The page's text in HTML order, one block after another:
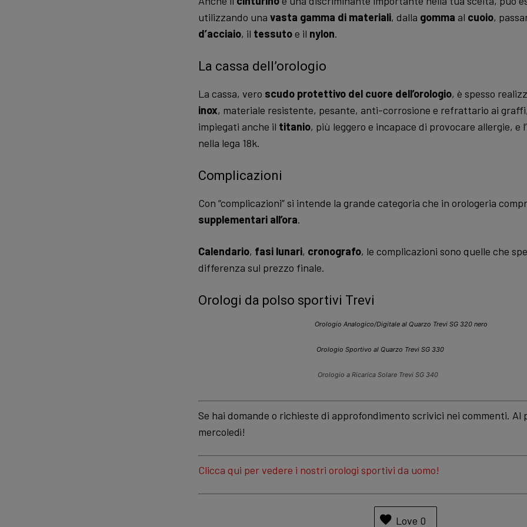
utilizzando una vasta gamma di materiali, dalla gomma al cuoio,
d’acciaio, il tessutoe il nylon.
La cassa dell’orologio
La cassa, vero scudo protettivo del cuore dell’orologio, è spesso
inox, materiale resistente, pesante, anti-corrosione e refrattario ai
impiegati anche il titanio, più leggero e incapace di provocare allergie, e l’
nella lega 18k.
Complicazioni
Con “complicazioni” si intende la grande categoria che in orologeria
supplementari all’ora.
Calendario, fasi lunari, cronografo, le complicazioni sono quelle che
differenza sul prezzo finale.
Orologi da polso sportivi Trevi
Orologio Analogico/Digitale al Quarzo Trevi SG 320 nero
Orologio Sportivo al Quarzo Trevi SG 330
Orologio a Ricarica Solare Trevi SG 340
Se hai domande o richieste di approfondimento scrivici nei commenti. Al
mercoledì!
Clicca qui per vedere i nostri orologi sportivi da uomo!
Love 0